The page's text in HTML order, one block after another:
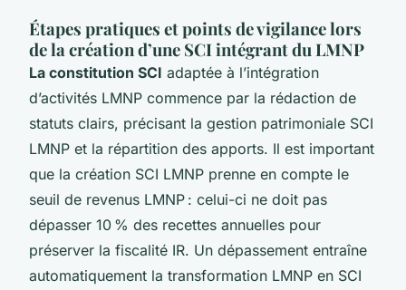
Étapes pratiques et points de vigilance lors
de la création d’une SCI intégrant du LMNP
La constitution SCI adaptée à l’intégration
d’activités LMNP commence par la rédaction de
statuts clairs, précisant la gestion patrimoniale SCI
LMNP et la répartition des apports. Il est important
que la création SCI LMNP prenne en compte le
seuil de revenus LMNP : celui-ci ne doit pas
dépasser 10 % des recettes annuelles pour
préserver la fiscalité IR. Un dépassement entraîne
automatiquement la transformation LMNP en SCI